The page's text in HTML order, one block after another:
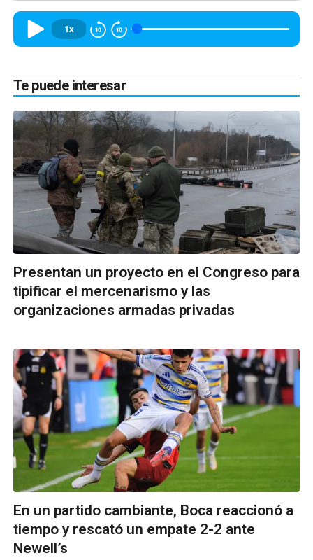
1x
Te puede interesar
Presentan un proyecto en el Congreso para
tipificar el mercenarismo y las
organizaciones armadas privadas
En un partido cambiante, Boca reaccionó a
tiempo y rescató un empate 2-2 ante
Newell’s